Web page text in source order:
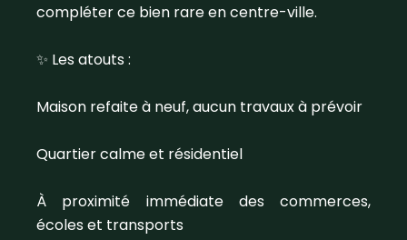
compléter ce bien rare en centre-ville.
✨ Les atouts :
Maison refaite à neuf, aucun travaux à prévoir
Quartier calme et résidentiel
À proximité immédiate des commerces,
écoles et transports